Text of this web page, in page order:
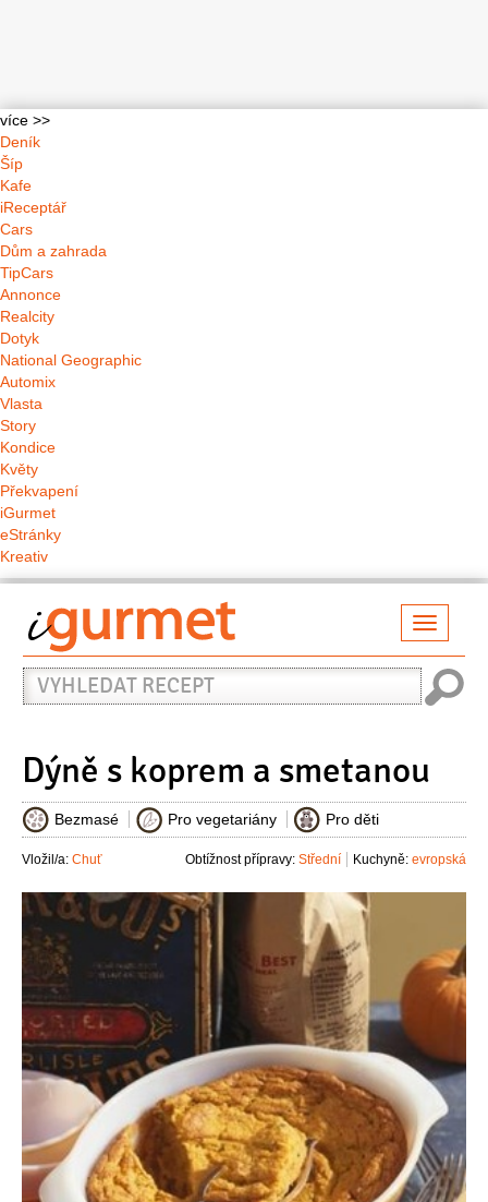
více >>
Deník
Šíp
Kafe
iReceptář
Cars
Dům a zahrada
TipCars
Annonce
Realcity
Dotyk
National Geographic
Automix
Vlasta
Story
Kondice
Květy
Překvapení
iGurmet
eStránky
Kreativ
Vyhledat
recept
Dýně s koprem a smetanou
Bezmasé Pro vegetariány Pro děti
Vložil/a: Chuť Kuchyně: evropská
Obtížnost přípravy: Střední